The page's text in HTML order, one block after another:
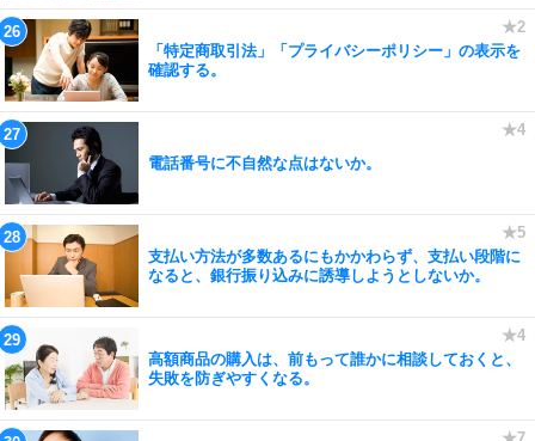
「特定商取引法」「プライバシーポリシー」の表示を
確認する。
電話番号に不自然な点はないか。
支払い方法が多数あるにもかかわらず、支払い段階に
なると、銀行振り込みに誘導しようとしないか。
高額商品の購入は、前もって誰かに相談しておくと、
失敗を防ぎやすくなる。